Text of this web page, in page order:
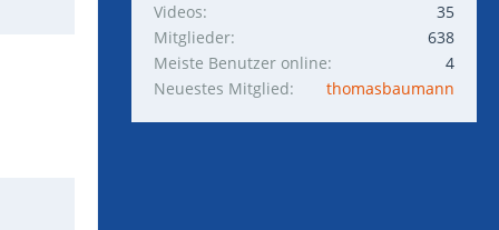
Videos
35
Mitglieder
638
Meiste Benutzer online
4
Neuestes Mitglied
thomasbaumann